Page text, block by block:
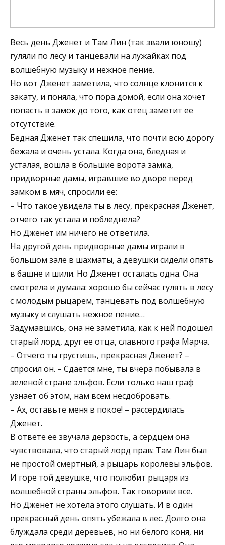
Весь день Дженет и Там Лин (так звали юношу)
гуляли по лесу и танцевали на лужайках под
волшебную музыку и нежное пение.
Но вот Дженет заметила, что солнце клонится к
закату, и поняла, что пора домой, если она хочет
попасть в замок до того, как отец заметит ее
отсутствие.
Бедная Дженет так спешила, что почти всю дорогу
бежала и очень устала. Когда она, бледная и
усталая, вошла в большие ворота замка,
придворные дамы, игравшие во дворе перед
замком в мяч, спросили ее:
– Что такое увидела ты в лесу, прекрасная Дженет,
отчего так устала и побледнела?
Но Дженет им ничего не ответила.
На другой день придворные дамы играли в
большом зале в шахматы, а девушки сидели опять
в башне и шили. Но Дженет осталась одна. Она
смотрела и думала: хорошо бы сейчас гулять в лесу
с молодым рыцарем, танцевать под волшебную
музыку и слушать нежное пение…
Задумавшись, она не заметила, как к ней подошел
старый лорд, друг ее отца, славного графа Марча.
– Отчего ты грустишь, прекрасная Дженет? –
спросил он. – Сдается мне, ты вчера побывала в
зеленой стране эльфов. Если только наш граф
узнает об этом, нам всем несдобровать.
– Ах, оставьте меня в покое! – рассердилась
Дженет.
В ответе ее звучала дерзость, а сердцем она
чувствовала, что старый лорд прав: Там Лин был
не простой смертный, а рыцарь королевы эльфов.
И горе той девушке, что полюбит рыцаря из
волшебной страны эльфов. Так говорили все.
Но Дженет не хотела этого слушать. И в один
прекрасный день опять убежала в лес. Долго она
блуждала среди деревьев, но ни белого коня, ни